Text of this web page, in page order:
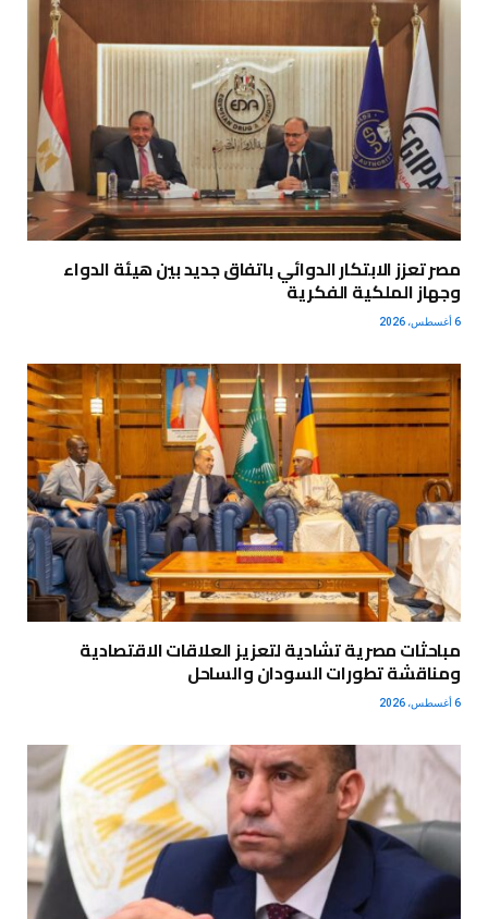
مصر تعزز الابتكار الدوائي باتفاق جديد بين هيئة الدواء
وجهاز الملكية الفكرية
6 أغسطس، 2026
مباحثات مصرية تشادية لتعزيز العلاقات الاقتصادية
ومناقشة تطورات السودان والساحل
6 أغسطس، 2026